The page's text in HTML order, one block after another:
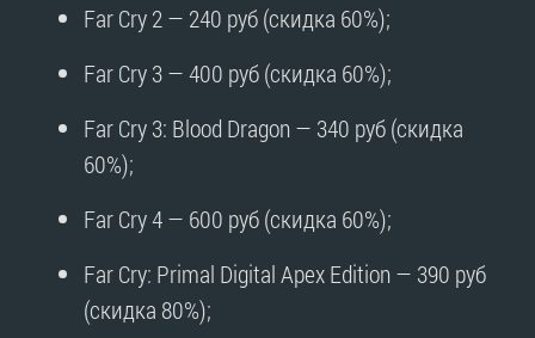
Far Cry 2 — 240 руб (скидка 60%);
Far Cry 3 — 400 руб (скидка 60%);
Far Cry 3: Blood Dragon — 340 руб (скидка
60%);
Far Cry 4 — 600 руб (скидка 60%);
Far Cry: Primal Digital Apex Edition — 390 руб
(скидка 80%);